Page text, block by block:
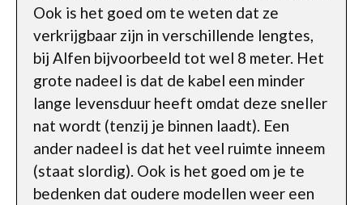
Ook is het goed om te weten dat ze
verkrijgbaar zijn in verschillende lengtes,
bij Alfen bijvoorbeeld tot wel 8 meter. Het
grote nadeel is dat de kabel een minder
lange levensduur heeft omdat deze sneller
nat wordt (tenzij je binnen laadt). Een
ander nadeel is dat het veel ruimte inneem
(staat slordig). Ook is het goed om je te
bedenken dat oudere modellen weer een